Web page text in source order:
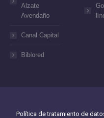
Alzate
Avendaño
Canal Capital
Biblored
Política de tratamiento de